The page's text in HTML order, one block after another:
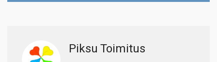
Piksu Toimitus